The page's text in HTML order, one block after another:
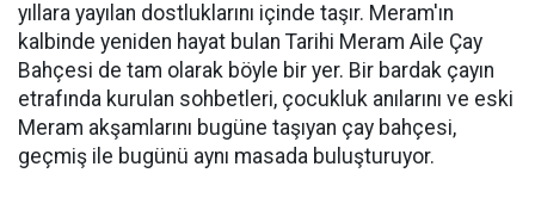
yıllara yayılan dostluklarını içinde taşır. Meram'ın
kalbinde yeniden hayat bulan Tarihi Meram Aile Çay
Bahçesi de tam olarak böyle bir yer. Bir bardak çayın
etrafında kurulan sohbetleri, çocukluk anılarını ve eski
Meram akşamlarını bugüne taşıyan çay bahçesi,
geçmiş ile bugünü aynı masada buluşturuyor.